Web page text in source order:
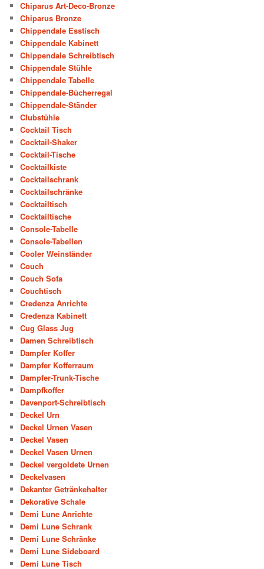
Chiparus Art-Deco-Bronze
Chiparus Bronze
Chippendale Esstisch
Chippendale Kabinett
Chippendale Schreibtisch
Chippendale Stühle
Chippendale Tabelle
Chippendale-Bücherregal
Chippendale-Ständer
Clubstühle
Cocktail Tisch
Cocktail-Shaker
Cocktail-Tische
Cocktailkiste
Cocktailschrank
Cocktailschränke
Cocktailtisch
Cocktailtische
Console-Tabelle
Console-Tabellen
Cooler Weinständer
Couch
Couch Sofa
Couchtisch
Credenza Anrichte
Credenza Kabinett
Cug Glass Jug
Damen Schreibtisch
Dampfer Koffer
Dampfer Kofferraum
Dampfer-Trunk-Tische
Dampfkoffer
Davenport-Schreibtisch
Deckel Urn
Deckel Urnen Vasen
Deckel Vasen
Deckel Vasen Urnen
Deckel vergoldete Urnen
Deckelvasen
Dekanter Getränkehalter
Dekorative Schale
Demi Lune Anrichte
Demi Lune Schrank
Demi Lune Schränke
Demi Lune Sideboard
Demi Lune Tisch